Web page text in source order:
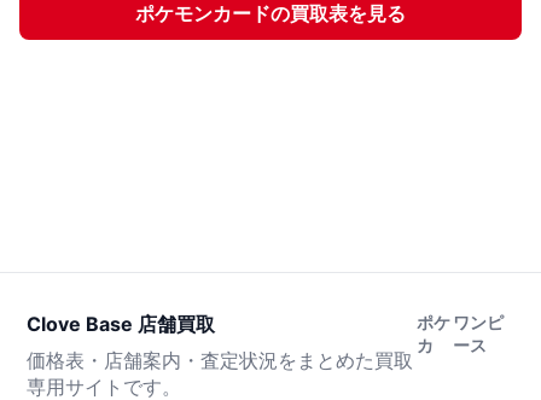
ポケモンカードの買取表を見る
Clove Base 店舗買取
価格表・店舗案内・査定状況をまとめた買取
専用サイトです。
ポケ
カ
ワンピ
ース